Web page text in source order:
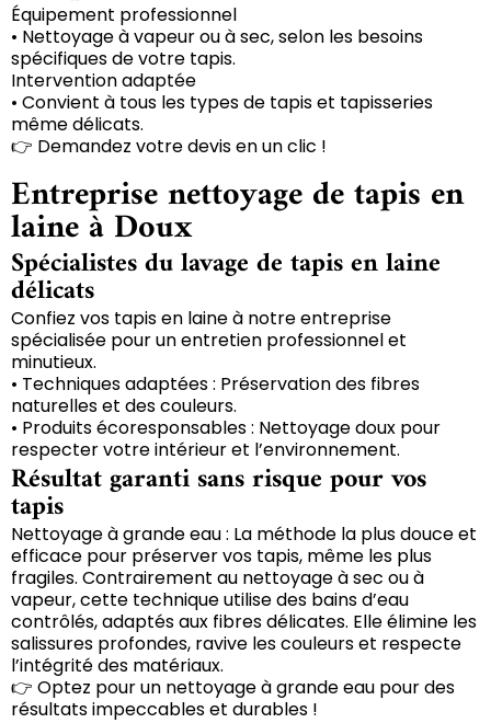
Équipement professionnel
• Nettoyage à vapeur ou à sec, selon les besoins
spécifiques de votre tapis.
Intervention adaptée
• Convient à tous les types de tapis et tapisseries
même délicats.
👉 Demandez votre devis en un clic !
Entreprise nettoyage de tapis en
laine à Doux
Spécialistes du lavage de tapis en laine
délicats
Confiez vos tapis en laine à notre entreprise
spécialisée pour un entretien professionnel et
minutieux.
• Techniques adaptées : Préservation des fibres
naturelles et des couleurs.
• Produits écoresponsables : Nettoyage doux pour
respecter votre intérieur et l’environnement.
Résultat garanti sans risque pour vos
tapis
Nettoyage à grande eau : La méthode la plus douce et
efficace pour préserver vos tapis, même les plus
fragiles. Contrairement au nettoyage à sec ou à
vapeur, cette technique utilise des bains d’eau
contrôlés, adaptés aux fibres délicates. Elle élimine les
salissures profondes, ravive les couleurs et respecte
l’intégrité des matériaux.
👉 Optez pour un nettoyage à grande eau pour des
résultats impeccables et durables !